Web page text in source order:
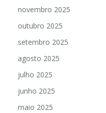
novembro 2025
outubro 2025
setembro 2025
agosto 2025
julho 2025
junho 2025
maio 2025